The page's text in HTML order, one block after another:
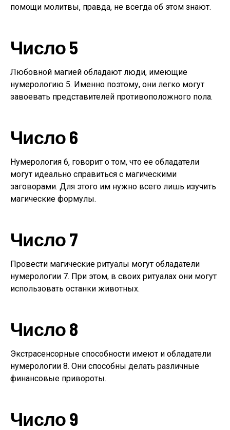
помощи молитвы, правда, не всегда об этом знают.
Число 5
Любовной магией обладают люди, имеющие
нумерологию 5. Именно поэтому, они легко могут
завоевать представителей противоположного пола.
Число 6
Нумерология 6, говорит о том, что ее обладатели
могут идеально справиться с магическими
заговорами. Для этого им нужно всего лишь изучить
магические формулы.
Число 7
Провести магические ритуалы могут обладатели
нумерологии 7. При этом, в своих ритуалах они могут
использовать останки животных.
Число 8
Экстрасенсорные способности имеют и обладатели
нумерологии 8. Они способны делать различные
финансовые привороты.
Число 9